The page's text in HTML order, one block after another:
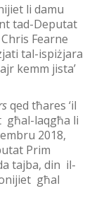
li damu
tad-Deputat
Fearne
tal-ispiżjara
kemm jista’
qed tħares ‘il
għal-laqgħa li
2018,
Prim
tajba, din il-
għal